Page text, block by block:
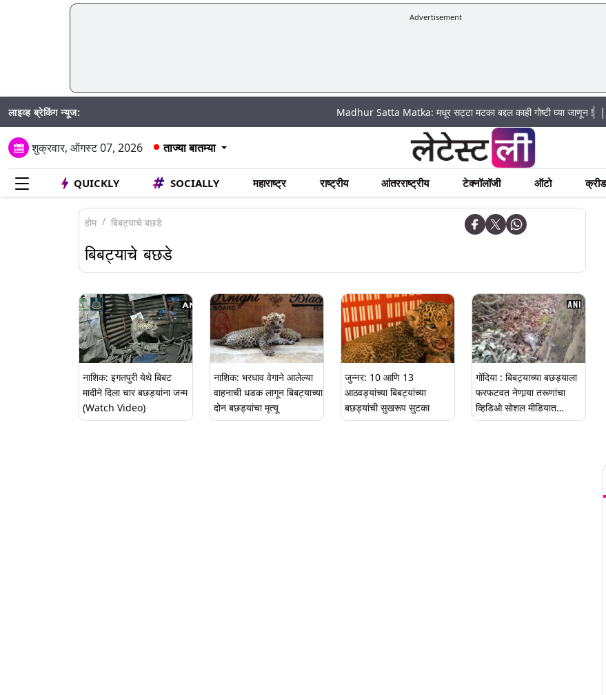
Advertisement
लाइव्ह ब्रेकिंग न्यूज: Madhur Satta Matka: मधूर सट्टा मटका बद्दल काही गोष्टी घ्या जाणून !|अचानक
शुक्रवार, ऑगस्ट 07, 2026 ताज्या बातम्या
QUICKLY SOCIALLY महाराष्ट्र राष्ट्रीय आंतरराष्ट्रीय टेक्नॉलॉजी ऑटो
होम बिबट्याचे बछडे
बिबट्याचे बछडे
नाशिक: इगतपुरी येथे बिबट
मादीने दिला चार बछड्यांना जन्म
(Watch Video)
नाशिक: भरधाव वेगाने आलेल्या
वाहनाची धडक लागून बिबट्याच्या
दोन बछड्यांचा मृत्यू
जुन्नर: 10 आणि 13
आठवड्यांच्या बिबट्यांच्या
बछड्यांची सुखरूप सुटका
गोंदिया : बिबट्याच्या बछड्याला
फरफटवत नेणार्‍या तरूणांचा
व्हिडिओ सोशल मीडियात
व्हायरल, तिघांना पोलिसांकडून